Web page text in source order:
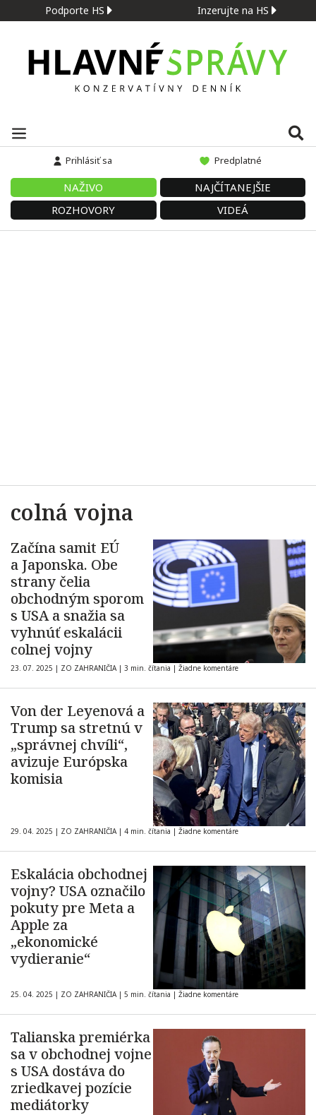
Podporte HS Inzerujte na HS
Prihlásiť sa Predplatné
NAŽIVO
NAJČÍTANEJŠIE
ROZHOVORY
VIDEÁ
colná vojna
Začína samit EÚ
a Japonska. Obe
strany čelia
obchodným sporom
s USA a snažia sa
vyhnúť eskalácii
colnej vojny
23. 07. 2025 | ZO ZAHRANIČIA | 3 min. čítania | Žiadne komentáre
Von der Leyenová a
Trump sa stretnú v
„správnej chvíli“,
avizuje Európska
komisia
29. 04. 2025 | ZO ZAHRANIČIA | 4 min. čítania | Žiadne komentáre
Eskalácia obchodnej
vojny? USA označilo
pokuty pre Meta a
Apple za
„ekonomické
vydieranie“
25. 04. 2025 | ZO ZAHRANIČIA | 5 min. čítania | Žiadne komentáre
Talianska premiérka
sa v obchodnej vojne
s USA dostáva do
zriedkavej pozície
mediátorky